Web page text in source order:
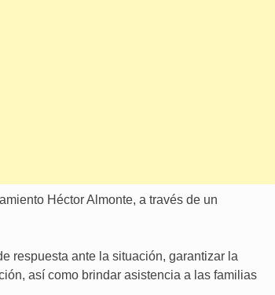
Héctor Almonte, a través de un
respuesta ante la situación, garantizar la
así como brindar asistencia a las familias